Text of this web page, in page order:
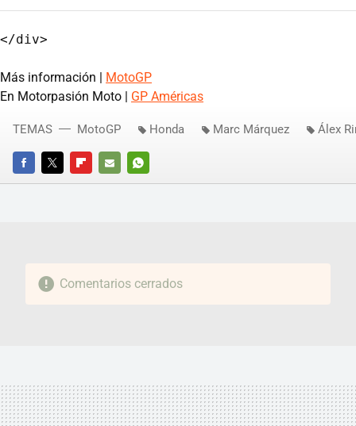
Más información |
MotoGP
En Motorpasión Moto | GP Américas
FACEBOOKTWITTERFLIPBOARD
E-
WHATSAPP
TEMAS MotoGP Honda Marc Márquez Álex
Comentarios cerrados